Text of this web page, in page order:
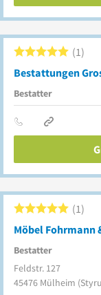
Bestattungen
Bestatter
1
Möbel Fohrmann
Bestatter
1
Feldstr. 127
45476 Mülheim